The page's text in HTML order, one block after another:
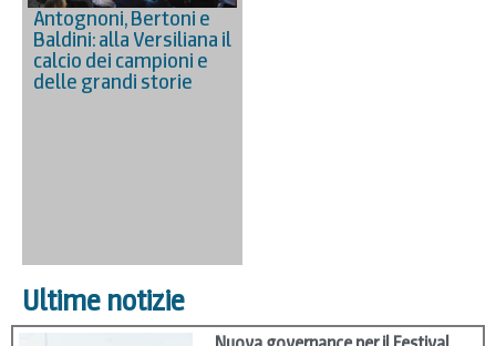
Antognoni, Bertoni e
Baldini: alla Versiliana il
calcio dei campioni e
delle grandi storie
Ultime notizie